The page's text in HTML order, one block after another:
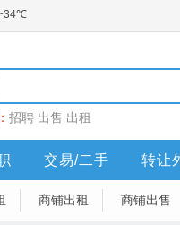
招聘 出售 出租
交易/二手 转让
商铺出租 商铺出售